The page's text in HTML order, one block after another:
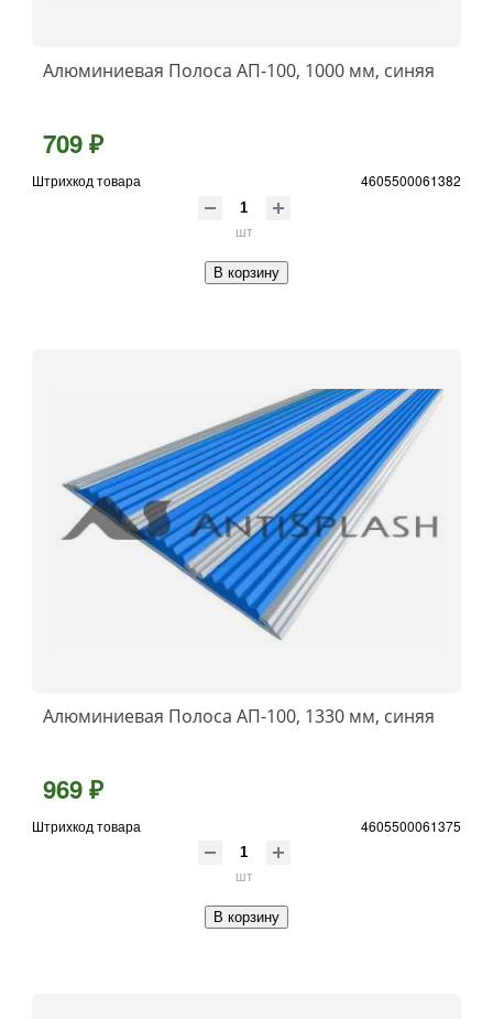
Алюминиевая Полоса АП-100, 1000 мм, синяя
709 ₽
Штрихкод товара 4605500061382
шт
В корзину
Алюминиевая Полоса АП-100, 1330 мм, синяя
969 ₽
Штрихкод товара 4605500061375
шт
В корзину